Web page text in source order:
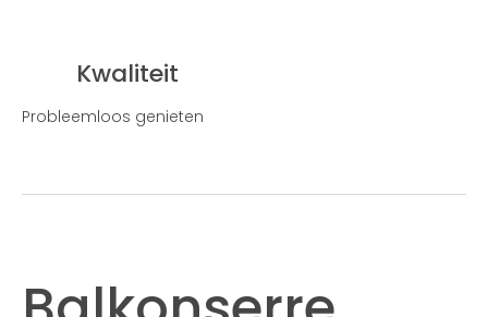
Kwaliteit
Probleemloos genieten